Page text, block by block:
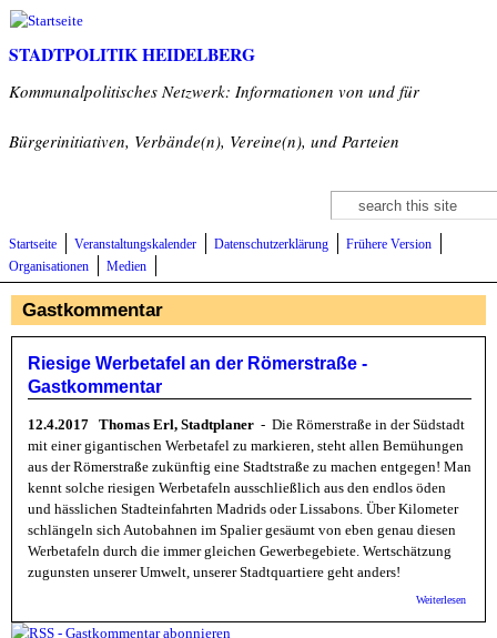
Direkt zum Inhalt
STADTPOLITIK HEIDELBERG
Kommunalpolitisches Netzwerk: Informationen von und für
Bürgerinitiativen, Verbände(n), Vereine(n), und Parteien
Suchformular
Suche
Startseite Veranstaltungskalender Datenschutzerklärung
Frühere Version
Organisationen
Medien
Gastkommentar
Riesige Werbetafel an der Römerstraße -
Gastkommentar
12.4.2017 Thomas Erl, Stadtplaner - Die Römerstraße in der Südstadt
mit einer gigantischen Werbetafel zu markieren, steht allen Bemühungen
aus der Römerstraße zukünftig eine Stadtstraße zu machen entgegen! Man
kennt solche riesigen Werbetafeln ausschließlich aus den endlos öden
und hässlichen Stadteinfahrten Madrids oder Lissabons. Über Kilometer
schlängeln sich Autobahnen im Spalier gesäumt von eben genau diesen
Werbetafeln durch die immer gleichen Gewerbegebiete. Wertschätzung
zugunsten unserer Umwelt, unserer Stadtquartiere geht anders!
Weiterlesen